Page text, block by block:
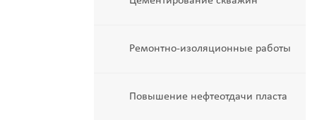
Ремонтно-изоляционные работы
Повышение нефтеотдачи пласта